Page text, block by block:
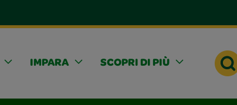
IMPARA SCOPRI DI PIÙ